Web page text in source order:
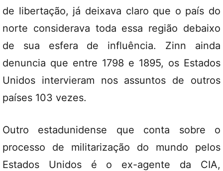
de libertação, já deixava claro que o país do
norte considerava toda essa região debaixo
de sua esfera de influência. Zinn ainda
denuncia que entre 1798 e 1895, os Estados
Unidos intervieram nos assuntos de outros
países 103 vezes.
Outro estadunidense que conta sobre o
processo de militarização do mundo pelos
Estados Unidos é o ex-agente da CIA,